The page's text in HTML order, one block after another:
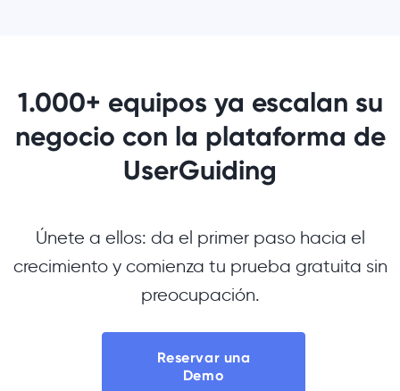
1.000+ equipos ya escalan su
negocio con la plataforma de
UserGuiding
Únete a ellos: da el primer paso hacia el
crecimiento y comienza tu prueba gratuita sin
preocupación.
Reservar una
Demo